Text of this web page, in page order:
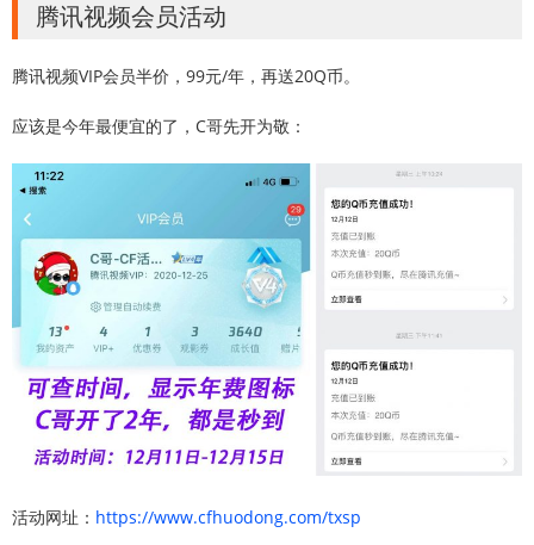
腾讯视频会员活动
腾讯视频VIP会员半价，99元/年，再送20Q币。
应该是今年最便宜的了，C哥先开为敬：
活动网址： https://www.cfhuodong.com/txsp